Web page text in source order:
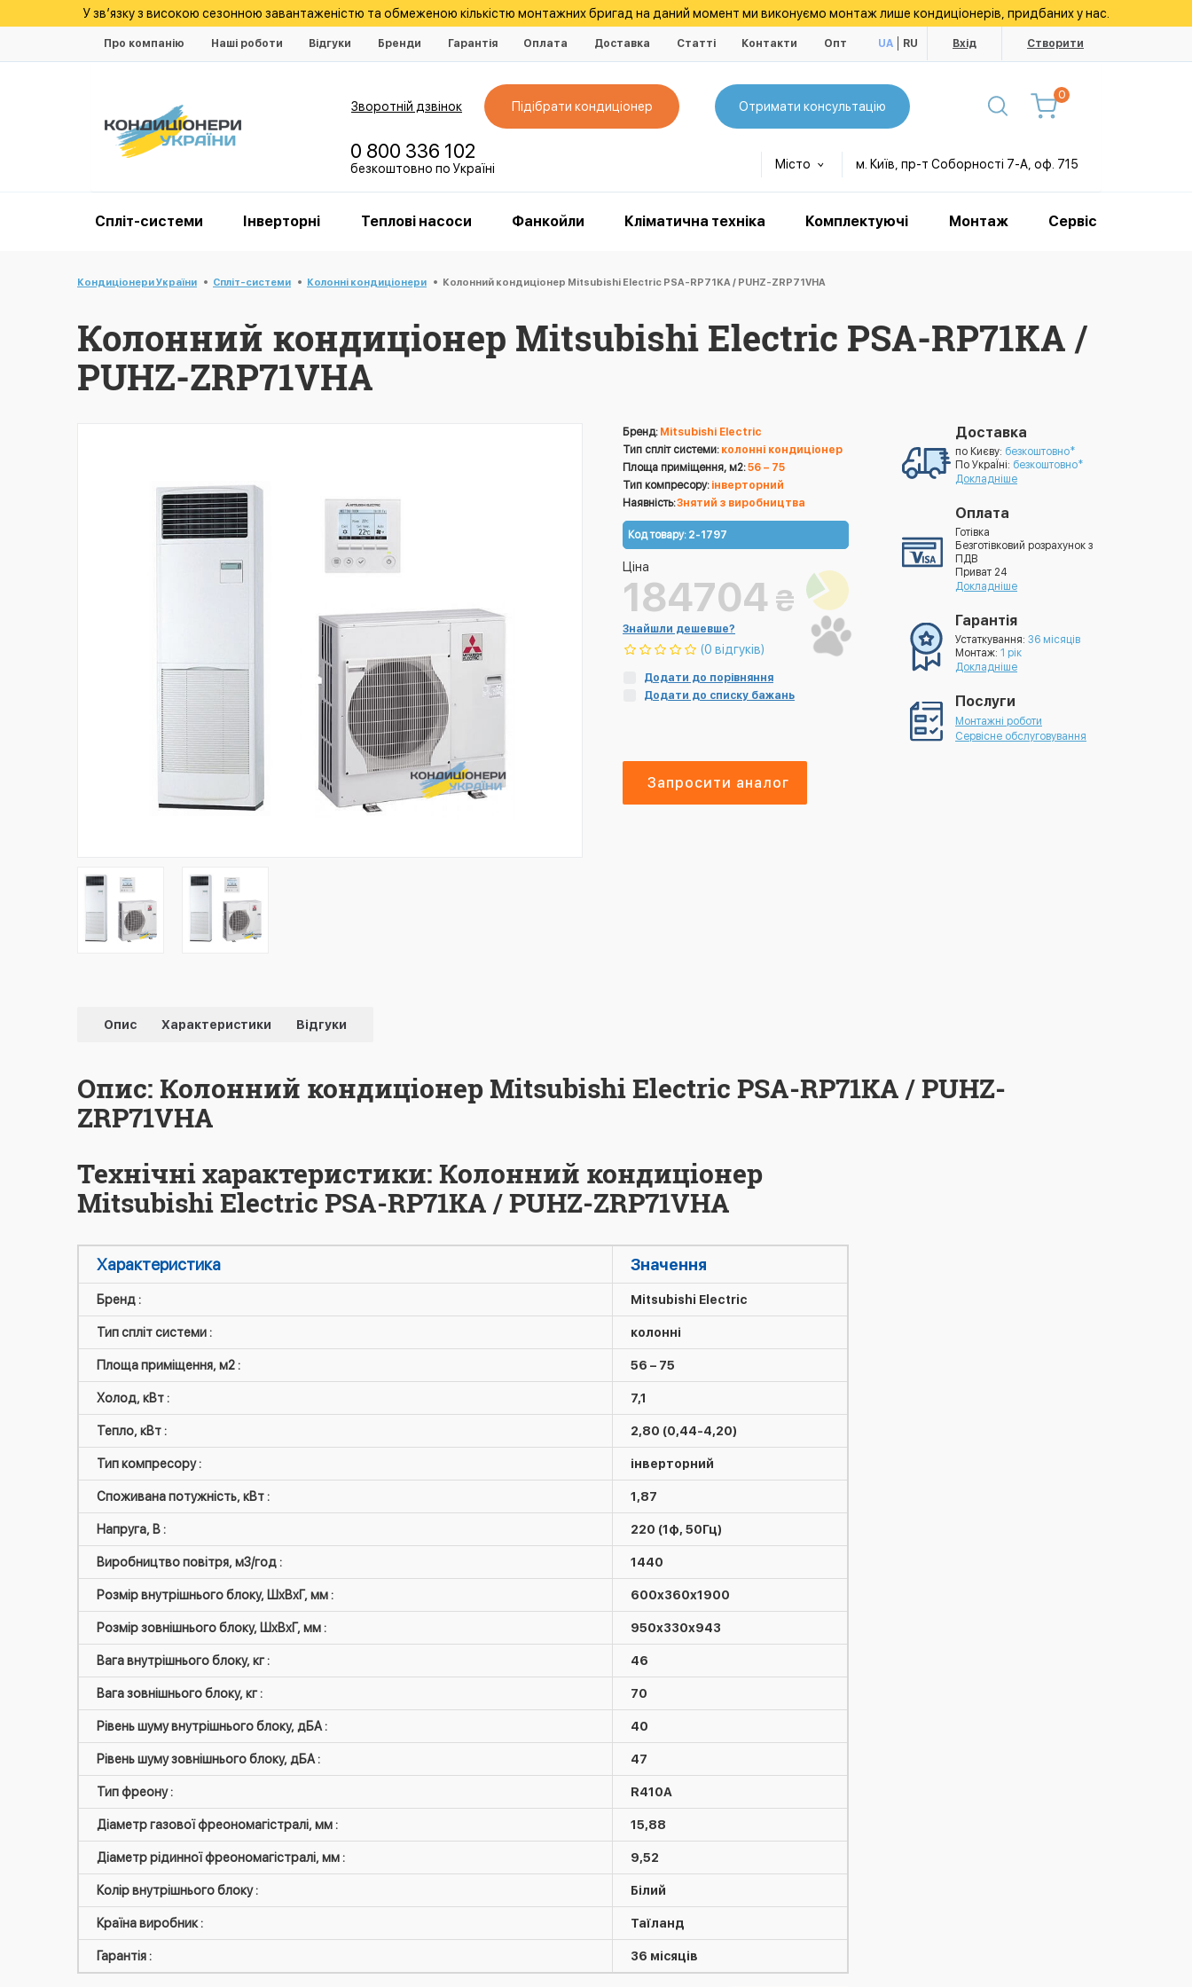
У зв’язку з високою сезонною завантаженістю та обмеженою кількістю монтажних бригад на даний момент ми виконуємо монтаж лише кондиціонерів, придбаних у нас.
Про компанію Наші роботи Відгуки Бренди Гарантія Оплата Доставка Статті Контакти Опт UA RU Вхід Створити
Зворотній дзвінок Підібрати кондиціонер Отримати консультацію
0
0 800 336 102
безкоштовно по Україні Місто м. Київ, пр-т Соборності 7-А, оф. 715
Спліт-системи Інверторні Теплові насоси Фанкойли Кліматична техніка Комплектуючі Монтаж Сервіс
Кондиціонери України Спліт-системи Колонні кондиціонери Колонний кондиціонер Mitsubishi Electric PSA-RP71KA / PUHZ-ZRP71VHA
Колонний кондиціонер Mitsubishi Electric PSA-RP71KA /
PUHZ-ZRP71VHA
Бренд: Mitsubishi Electric
Тип спліт системи: колонні кондиціонер
Площа приміщення, м2:56 – 75
Тип компресору: інверторний
Наявність:Знятий з виробництва
Код товару: 2-1797
Ціна
184704 ₴
Знайшли дешевше?
(0 відгуків)
Додати до порівняння
Додати до списку бажань
Доставка
по Києву: безкоштовно*
По УкраЇні: безкоштовно*
Докладніше
Оплата
Готівка
Безготівковий розрахунок з
ПДВ
Приват 24
Докладніше
Гарантія
Устаткування: 36 місяців
Монтаж: 1 рік
Докладніше
Послуги
Монтажні роботи
Сервісне обслуговування
Запросити аналог
Опис Характеристики Відгуки
Опис: Колонний кондиціонер Mitsubishi Electric PSA-RP71KA / PUHZ-
ZRP71VHA
Технічні характеристики: Колонний кондиціонер
Mitsubishi Electric PSA-RP71KA / PUHZ-ZRP71VHA
Характеристика Значення
Бренд : Mitsubishi Electric
Тип спліт системи : колонні
Площа приміщення, м2 : 56 – 75
Холод, кВт : 7,1
Тепло, кВт : 2,80 (0,44-4,20)
Тип компресору : інверторний
Споживана потужність, кВт : 1,87
Напруга, В : 220 (1ф, 50Гц)
Виробництво повітря, м3/год : 1440
Розмір внутрішнього блоку, ШxВxГ, мм : 600х360х1900
Розмір зовнішнього блоку, ШxВxГ, мм : 950х330х943
Вага внутрішнього блоку, кг : 46
Вага зовнішнього блоку, кг : 70
Рівень шуму внутрішнього блоку, дБА : 40
Рівень шуму зовнішнього блоку, дБА : 47
Тип фреону : R410А
Діаметр газової фреономагістралі, мм : 15,88
Діаметр рідинної фреономагістралі, мм : 9,52
Колір внутрішнього блоку : Білий
Країна виробник : Таїланд
Гарантія : 36 місяців